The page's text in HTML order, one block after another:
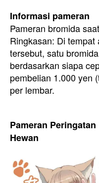
Informasi pameran
Pameran bromida
Ringkasan: Di
tersebut, satu
berdasarkan siapa
pembelian 1.000 yen
per lembar.
Pameran
Hewan